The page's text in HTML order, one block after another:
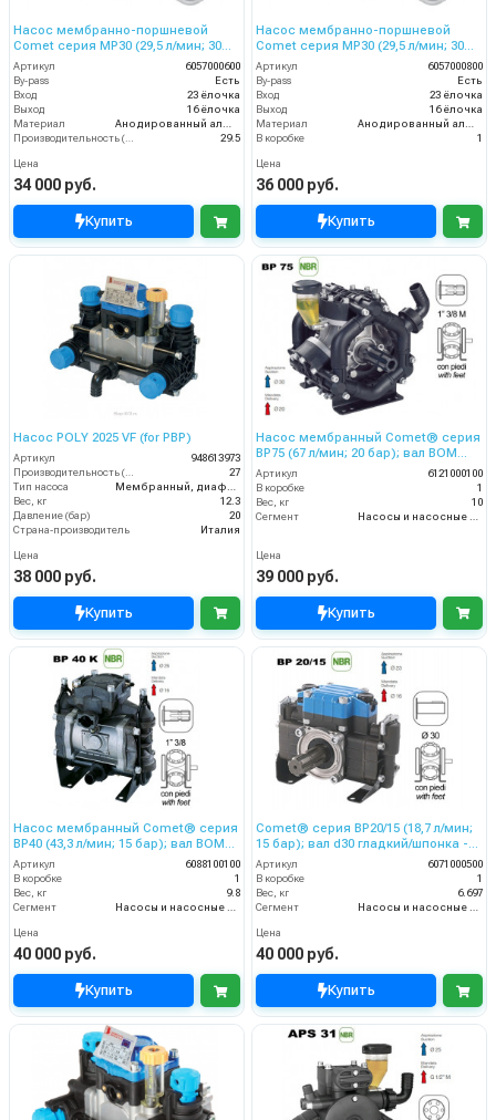
Насос мембранно-поршневой
Comet серия МР30 (29,5 л/мин; 30
бар) с шкивом d=292
Артикул
6057000600
By-pass
Есть
Вход
23 ёлочка
Выход
16 ёлочка
Материал
Анодированный алюминий
Производительность (л/мин)
29.5
Цена
34 000 руб.
Купить
Насос мембранно-поршневой
Comet серия МР30 (29,5 л/мин; 30
бар) с шкивом d=247
Артикул
6057000800
By-pass
Есть
Вход
23 ёлочка
Выход
16 ёлочка
Материал
Анодированный алюминий
В коробке
1
Цена
36 000 руб.
Купить
Насос POLY 2025 VF (for PBP)
Артикул
948613973
27
Тип насоса
Вес, кг
12.3
Давление (бар)
20
Страна-производитель
Италия
Цена
38 000 руб.
Купить
Насос мембранный Comet® серия
ВP75 (67 л/мин; 20 бар); вал ВОМ
13/8
Артикул
6121000100
В коробке
1
Вес, кг
10
Сегмент
Цена
39 000 руб.
Купить
Насос мембранный Comet® серия
ВP40 (43,3 л/мин; 15 бар); вал ВОМ
13/8
Артикул
6088100100
В коробке
1
Вес, кг
9.8
Сегмент
Насосы и насосные станции
Цена
40 000 руб.
Купить
Comet® серия ВP20/15 (18,7 л/мин;
15 бар); вал d30 гладкий/шпонка -
ВОМ 13/8
Артикул
6071000500
В коробке
1
Вес, кг
6.697
Сегмент
Насосы и насосные станции
Цена
40 000 руб.
Купить